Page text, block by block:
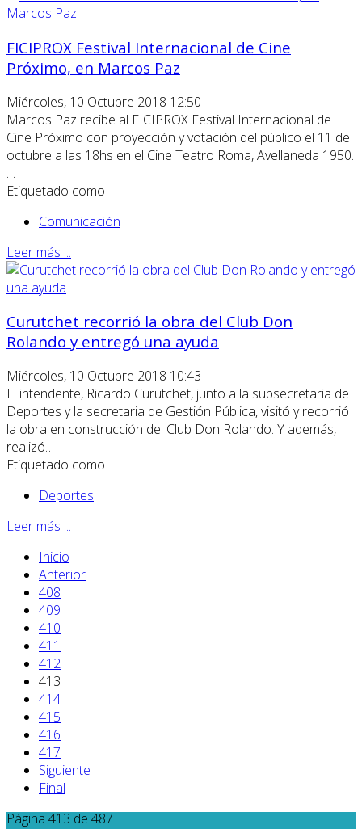
FICIPROX Festival Internacional de Cine
Próximo, en Marcos Paz
Miércoles, 10 Octubre 2018 12:50
Marcos Paz recibe al FICIPROX Festival Internacional de
Cine Próximo con proyección y votación del público el 11 de
octubre a las 18hs en el Cine Teatro Roma, Avellaneda 1950.
…
Etiquetado como
Comunicación
Leer más ...
Curutchet recorrió la obra del Club Don
Rolando y entregó una ayuda
Miércoles, 10 Octubre 2018 10:43
El intendente, Ricardo Curutchet, junto a la subsecretaria de
Deportes y la secretaria de Gestión Pública, visitó y recorrió
la obra en construcción del Club Don Rolando. Y además,
realizó…
Etiquetado como
Deportes
Leer más ...
Inicio
Anterior
408
409
410
411
412
413
414
415
416
417
Siguiente
Final
Página 413 de 487